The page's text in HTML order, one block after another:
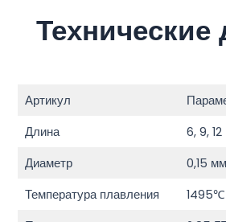
Технические
Артикул
Длина
6, 9,
Диаметр
0,15 мм
Температура плавления
1495℃